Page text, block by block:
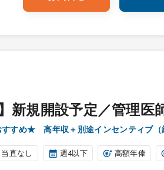
新規開設予定／管理医
すすめ★ 高年収＋別途インセンティブ（
当直なし 週4以下 高額年俸